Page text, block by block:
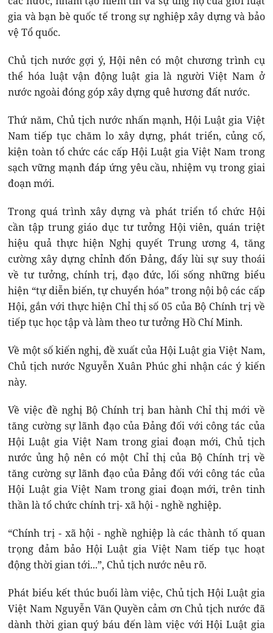
gia và bạn bè quốc tế trong sự nghiệp xây dựng và bảo
vệ Tổ quốc.
Chủ tịch nước gợi ý, Hội nên có một chương trình cụ
thể hóa luật vận động luật gia là người Việt Nam ở
nước ngoài đóng góp xây dựng quê hương đất nước.
Thứ năm, Chủ tịch nước nhấn mạnh, Hội Luật gia Việt
Nam tiếp tục chăm lo xây dựng, phát triển, củng cố,
kiện toàn tổ chức các cấp Hội Luật gia Việt Nam trong
sạch vững mạnh đáp ứng yêu cầu, nhiệm vụ trong giai
đoạn mới.
Trong quá trình xây dựng và phát triển tổ chức Hội
cần tập trung giáo dục tư tưởng Hội viên, quán triệt
hiệu quả thực hiện Nghị quyết Trung ương 4, tăng
cường xây dựng chỉnh đốn Đảng, đẩy lùi sự suy thoái
về tư tưởng, chính trị, đạo đức, lối sống những biểu
hiện “tự diễn biến, tự chuyển hóa” trong nội bộ các cấp
Hội, gắn với thực hiện Chỉ thị số 05 của Bộ Chính trị về
tiếp tục học tập và làm theo tư tưởng Hồ Chí Minh.
Về một số kiến nghị, đề xuất của Hội Luật gia Việt Nam,
Chủ tịch nước Nguyễn Xuân Phúc ghi nhận các ý kiến
này.
Về việc đề nghị Bộ Chính trị ban hành Chỉ thị mới về
tăng cường sự lãnh đạo của Đảng đối với công tác của
Hội Luật gia Việt Nam trong giai đoạn mới, Chủ tịch
nước ủng hộ nên có một Chỉ thị của Bộ Chính trị về
tăng cường sự lãnh đạo của Đảng đối với công tác của
Hội Luật gia Việt Nam trong giai đoạn mới, trên tinh
thần là tổ chức chính trị- xã hội - nghề nghiệp.
“Chính trị - xã hội - nghề nghiệp là các thành tố quan
trọng đảm bảo Hội Luật gia Việt Nam tiếp tục hoạt
động thời gian tới...”, Chủ tịch nước nêu rõ.
Phát biểu kết thúc buổi làm việc, Chủ tịch Hội Luật gia
Việt Nam Nguyễn Văn Quyền cảm ơn Chủ tịch nước đã
dành thời gian quý báu đến làm việc với Hội Luật gia